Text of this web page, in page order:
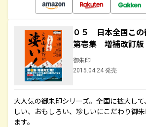
０５ 日本全国こ
第壱集 増補改訂版
御朱印
2015.04.24 発売
大人気の御朱印シリーズ。全国に拡大し
しい、おもしろい、珍しいにこだわり御
ます。